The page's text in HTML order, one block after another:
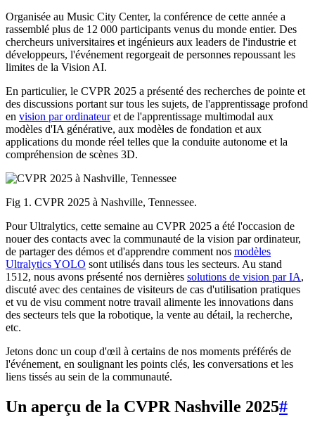
Organisée au Music City Center, la conférence de cette année a
rassemblé plus de 12 000 participants venus du monde entier. Des
chercheurs universitaires et ingénieurs aux leaders de l'industrie et
développeurs, l'événement regorgeait de personnes repoussant les
limites de la Vision AI.
En particulier, le CVPR 2025 a présenté des recherches de pointe et
des discussions portant sur tous les sujets, de l'apprentissage profond
en vision par ordinateuret de l'apprentissage multimodal aux
modèles d'IA générative, aux modèles de fondation et aux
applications du monde réel telles que la conduite autonome et la
compréhension de scènes 3D.
Fig 1. CVPR 2025 à Nashville, Tennessee.
Pour Ultralytics, cette semaine au CVPR 2025 a été l'occasion de
nouer des contacts avec la communauté de la vision par ordinateur,
de partager des démos et d'apprendre comment nos modèles
Ultralytics YOLO sont utilisés dans tous les secteurs. Au stand
1512, nous avons présenté nos dernières solutions de vision par IA,
discuté avec des centaines de visiteurs de cas d'utilisation pratiques
et vu de visu comment notre travail alimente les innovations dans
des secteurs tels que la robotique, la vente au détail, la recherche,
etc.
Jetons donc un coup d'œil à certains de nos moments préférés de
l'événement, en soulignant les points clés, les conversations et les
liens tissés au sein de la communauté.
Un aperçu de la CVPR Nashville 2025#